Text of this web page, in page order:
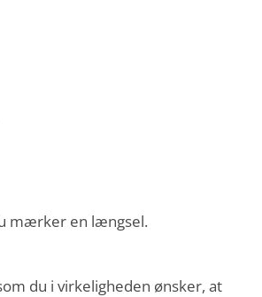
mærker en længsel.
du i virkeligheden ønsker, at